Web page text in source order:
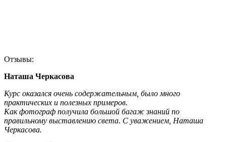
Отзывы:
Наташа Черкасова
Курс оказался очень содержательным, было много
практических и полезных примеров.
Как фотограф получила большой багаж знаний по
правильному выставлению света. С уважением, Наташа
Черкасова.